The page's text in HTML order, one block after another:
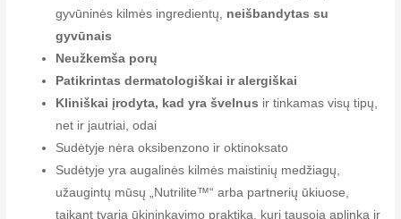
gyvūninės kilmės ingredientų, neišbandytas su
gyvūnais
Neužkemša porų
Patikrintas dermatologiškai ir alergiškai
Kliniškai įrodyta, kad yra švelnus ir tinkamas visų tipų,
net ir jautriai, odai
Sudėtyje nėra oksibenzono ir oktinoksato
Sudėtyje yra augalinės kilmės maistinių medžiagų,
užaugintų mūsų „Nutrilite™“ arba partnerių ūkiuose,
taikant tvarią ūkininkavimo praktiką, kuri tausoja aplinką ir